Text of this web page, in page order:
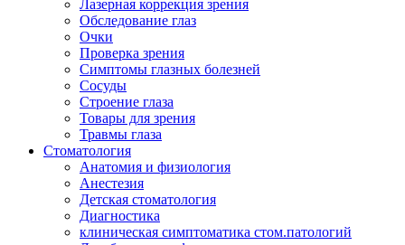
Лазерная коррекция зрения
Обследование глаз
Очки
Проверка зрения
Симптомы глазных болезней
Сосуды
Строение глаза
Товары для зрения
Травмы глаза
Стоматология
Анатомия и физиология
Анестезия
Детская стоматология
Диагностика
клиническая симптоматика стом.патологий